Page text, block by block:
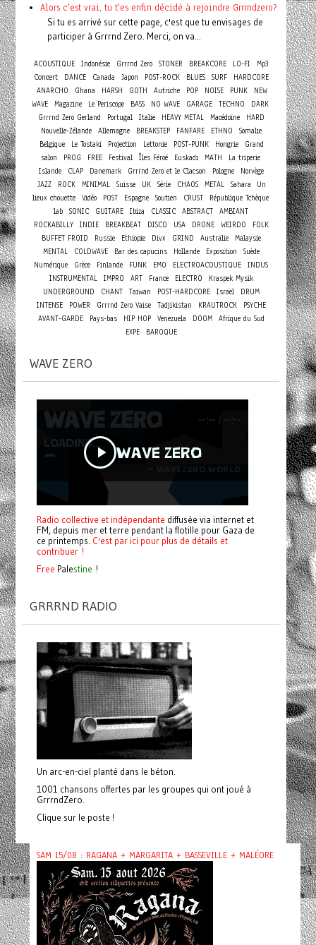
Alors c'est vrai, tu t'es enfin décidé à rejoindre Grrrndzero?
Si tu es arrivé sur cette page, c'est que tu envisages de
participer à Grrrnd Zero. Merci, on va...
ACOUSTIQUE Indonésie Grrrnd Zero STONER BREAKCORE LO-FI Mp3
Concert DANCE Canada Japon POST-ROCK BLUES SURF
HARDCORE
ANARCHO
Ghana HARSH GOTH Autriche POP NOISE PUNK
NEW
WAVE Magazine Le Periscope BASS NO WAVE GARAGE TECHNO
DARK
Grrrnd Zero Gerland
Portugal Italie HEAVY METAL Macédoine
HARD
Nouvelle-Zélande
Allemagne BREAKSTEP FANFARE ETHNO
Somalie
Belgique
Le Tostaki Projection Lettonie POST-PUNK Hongrie
Grand
salon
PROG FREE Festival Îles Féroé Euskadi MATH
La triperie
Islande
CLAP Danemark Grrrnd Zero et le Clacson Pologne
Norvège
JAZZ
ROCK MINIMAL Suisse UK Série CHAOS METAL Sahara
Un
lieux chouette
Vidéo POST Espagne Soutien CRUST
République Tchèque
lab SONIC GUITARE Ibiza CLASSIC ABSTRACT AMBIANT
ROCKABILLY
INDIE BREAKBEAT DISCO USA DRONE WEIRDO
FOLK
BUFFET FROID
Russie Ethiopie Divx GRIND Australie
Malaysie
MENTAL
COLDWAVE Bar des capucins Hollande Exposition
Suède
Numérique
Grèce Finlande FUNK EMO ELECTROACOUSTIQUE INDUS
INSTRUMENTAL
IMPRO ART France ELECTRO
Kraspek Mysik
UNDERGROUND
CHANT Taiwan POST-HARDCORE Israel
DRUM
INTENSE
POWER Grrrnd Zero Vaise Tadjikistan KRAUTROCK
PSYCHE
AVANT-GARDE
Pays-bas HIP HOP Venezuela DOOM
Afrique du Sud
EXPE
BAROQUE
WAVE ZERO
Radio collective et indépendante diffusée via internet et
FM, depuis mer et terre pendant la flotille pour Gaza de
ce printemps. C'est par ici pour plus de détails et
contribuer !
Free Palestine !
GRRRND RADIO
Un arc-en-ciel planté dans le béton.
1001 chansons offertes par les groupes qui ont joué à
GrrrndZero.
Clique sur le poste !
SAM 15/08 : RAGANA + MARGARITA + BASSEVILLE + MALÉORE